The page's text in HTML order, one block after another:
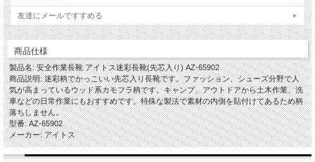
友達にメールですすめる
商品仕様
製品名: 安全作業長靴 アイトス迷彩長靴(先芯入り) AZ-65902
商品説明: 迷彩柄でかっこいい先芯入り長靴です。ファッション、シューズ分野で人
気が高まっているウッド系カモフラ柄です。キャンプ、アウトドアから土木作業、洗
車などの日常作業にもおすすめです。特殊な製法で素材の内側を貼付けてあるため柄
落ちしません。
型番: AZ-65902
メーカー: アイトス